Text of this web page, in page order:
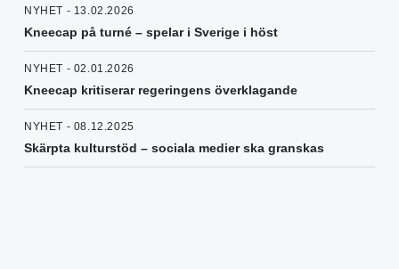
NYHET - 13.02.2026
Kneecap på turné – spelar i Sverige i höst
NYHET - 02.01.2026
Kneecap kritiserar regeringens överklagande
NYHET - 08.12.2025
Skärpta kulturstöd – sociala medier ska granskas